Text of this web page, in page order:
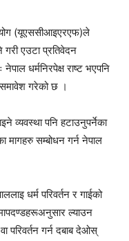
(यूएससीआइएरएफ)ले
गरी एउटा प्रतिवेदन
धर्मनिरपेक्ष राष्ट भएपनि
समावेश गरेको छ ।
व्यवस्था पनि हटाउनुपर्नेका
मागहरु सम्बोधन गर्न नेपाल
धर्म परिवर्तन र गाईको
मापदण्डहरूअनुसार ल्याउन
परिवर्तन गर्न दबाब देओस्